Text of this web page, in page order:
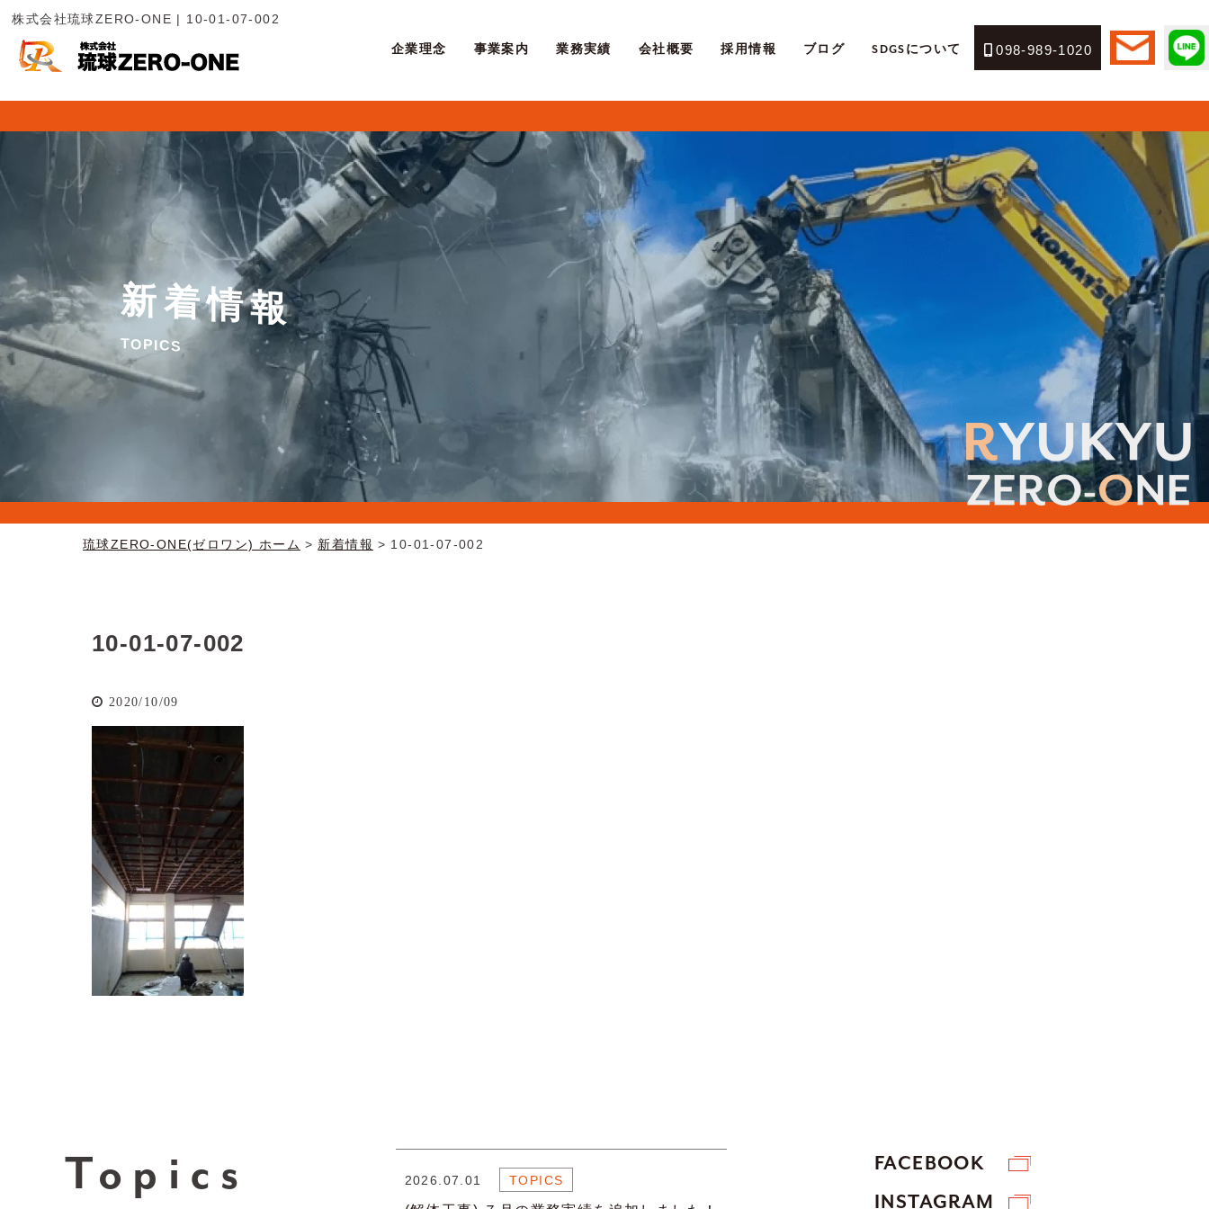
株式会社琉球ZERO-ONE | 10-01-07-002
企業理念 事業案内 業務実績 会社概要 採用情報 ブログ SDGSについて 098-989-1020
新着情報
TOPICS
琉球ZERO-ONE(ゼロワン) ホーム 新着情報 10-01-07-002
10-01-07-002
2020/10/09
Topics 2026.07.01 TOPICS
FACEBOOK
INSTAGRAM